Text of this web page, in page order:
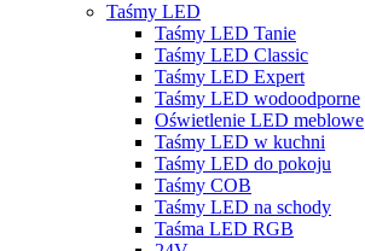
Taśmy LED
Taśmy LED Tanie
Taśmy LED Classic
Taśmy LED Expert
Taśmy LED wodoodporne
Oświetlenie LED meblowe
Taśmy LED w kuchni
Taśmy LED do pokoju
Taśmy COB
Taśmy LED na schody
Taśma LED RGB